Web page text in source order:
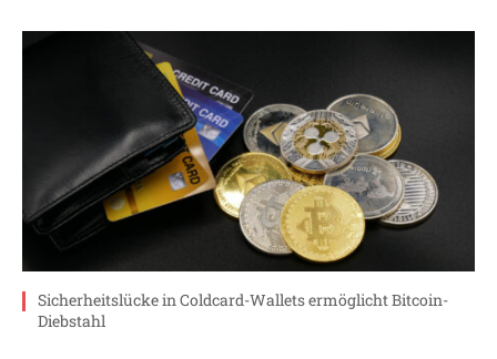
Sicherheitslücke in Coldcard-Wallets ermöglicht Bitcoin-
Diebstahl